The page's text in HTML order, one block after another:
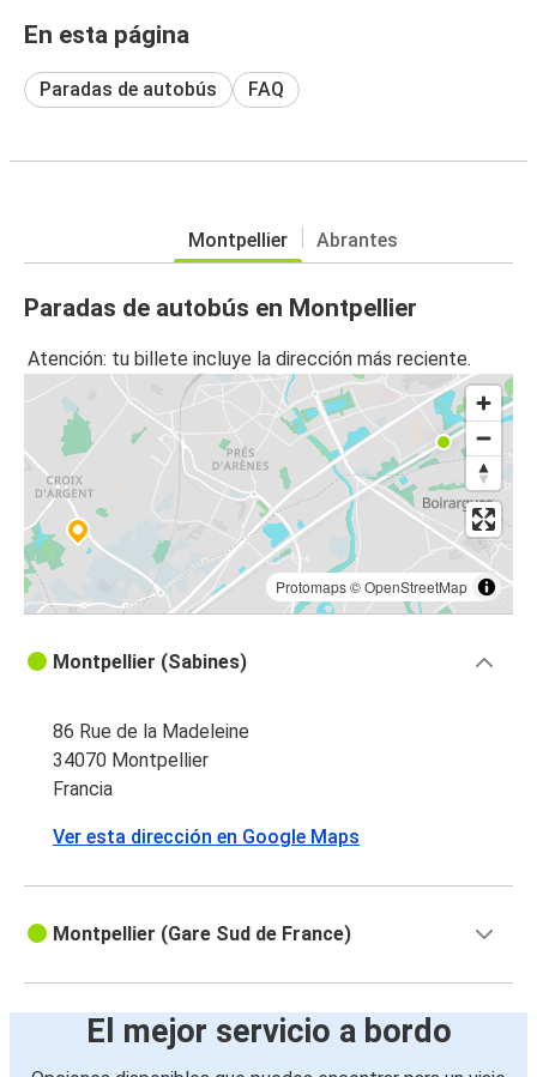
En esta página
Paradas de autobús FAQ
Montpellier Abrantes
Paradas de autobús en Montpellier
Atención: tu billete incluye la dirección más reciente.
Protomaps©OpenStreetMap
Montpellier (Sabines)
86 Rue de la Madeleine
34070 Montpellier
Francia
Ver esta dirección en Google Maps
Montpellier (Gare Sud de France)
El mejor servicio a bordo